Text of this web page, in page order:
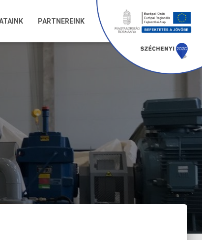
PARTNEREINK REFERENCIÁK KAPCSOLAT